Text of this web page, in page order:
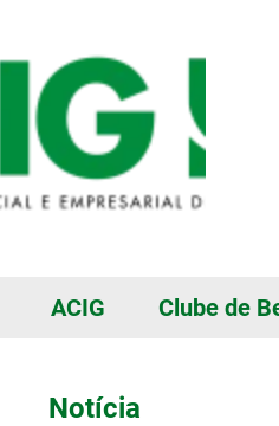
ACIG Clube de
Notícia